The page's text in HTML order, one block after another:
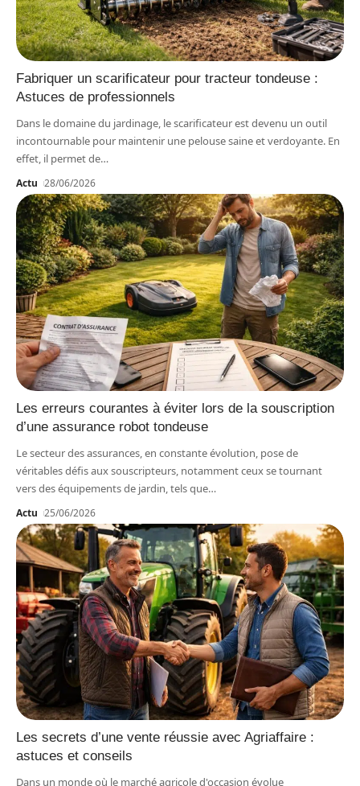
Fabriquer un scarificateur pour tracteur tondeuse :
Astuces de professionnels
Dans le domaine du jardinage, le scarificateur est devenu un outil
incontournable pour maintenir une pelouse saine et verdoyante. En
effet, il permet de…
Actu 28/06/2026
Les erreurs courantes à éviter lors de la souscription
d’une assurance robot tondeuse
Le secteur des assurances, en constante évolution, pose de
véritables défis aux souscripteurs, notamment ceux se tournant
vers des équipements de jardin, tels que…
Actu 25/06/2026
Les secrets d’une vente réussie avec Agriaffaire :
astuces et conseils
Dans un monde où le marché agricole d'occasion évolue